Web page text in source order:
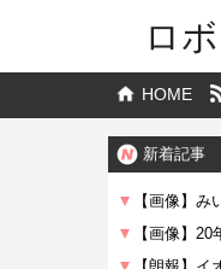
ロ
HOME
新着記事